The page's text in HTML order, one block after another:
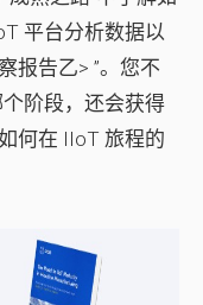
平台分析数据以
报告乙> ”。您不
阶段，还会获得
何在 IIoT 旅程的